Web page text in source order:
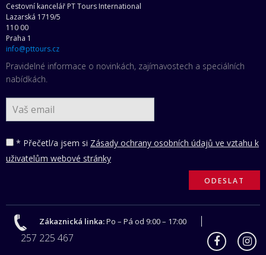
Cestovní kancelář PT Tours International
Lazarská 1719/5
110 00
Praha 1
info@pttours.cz
Pravidelné informace o novinkách, zajímavostech a speciálních
nabídkách.
* Přečetl/a jsem si Zásady ochrany osobních údajů ve vztahu k
uživatelům webové stránky
Zákaznická linka:Po – Pá od 9:00 – 17:00
257 225 467